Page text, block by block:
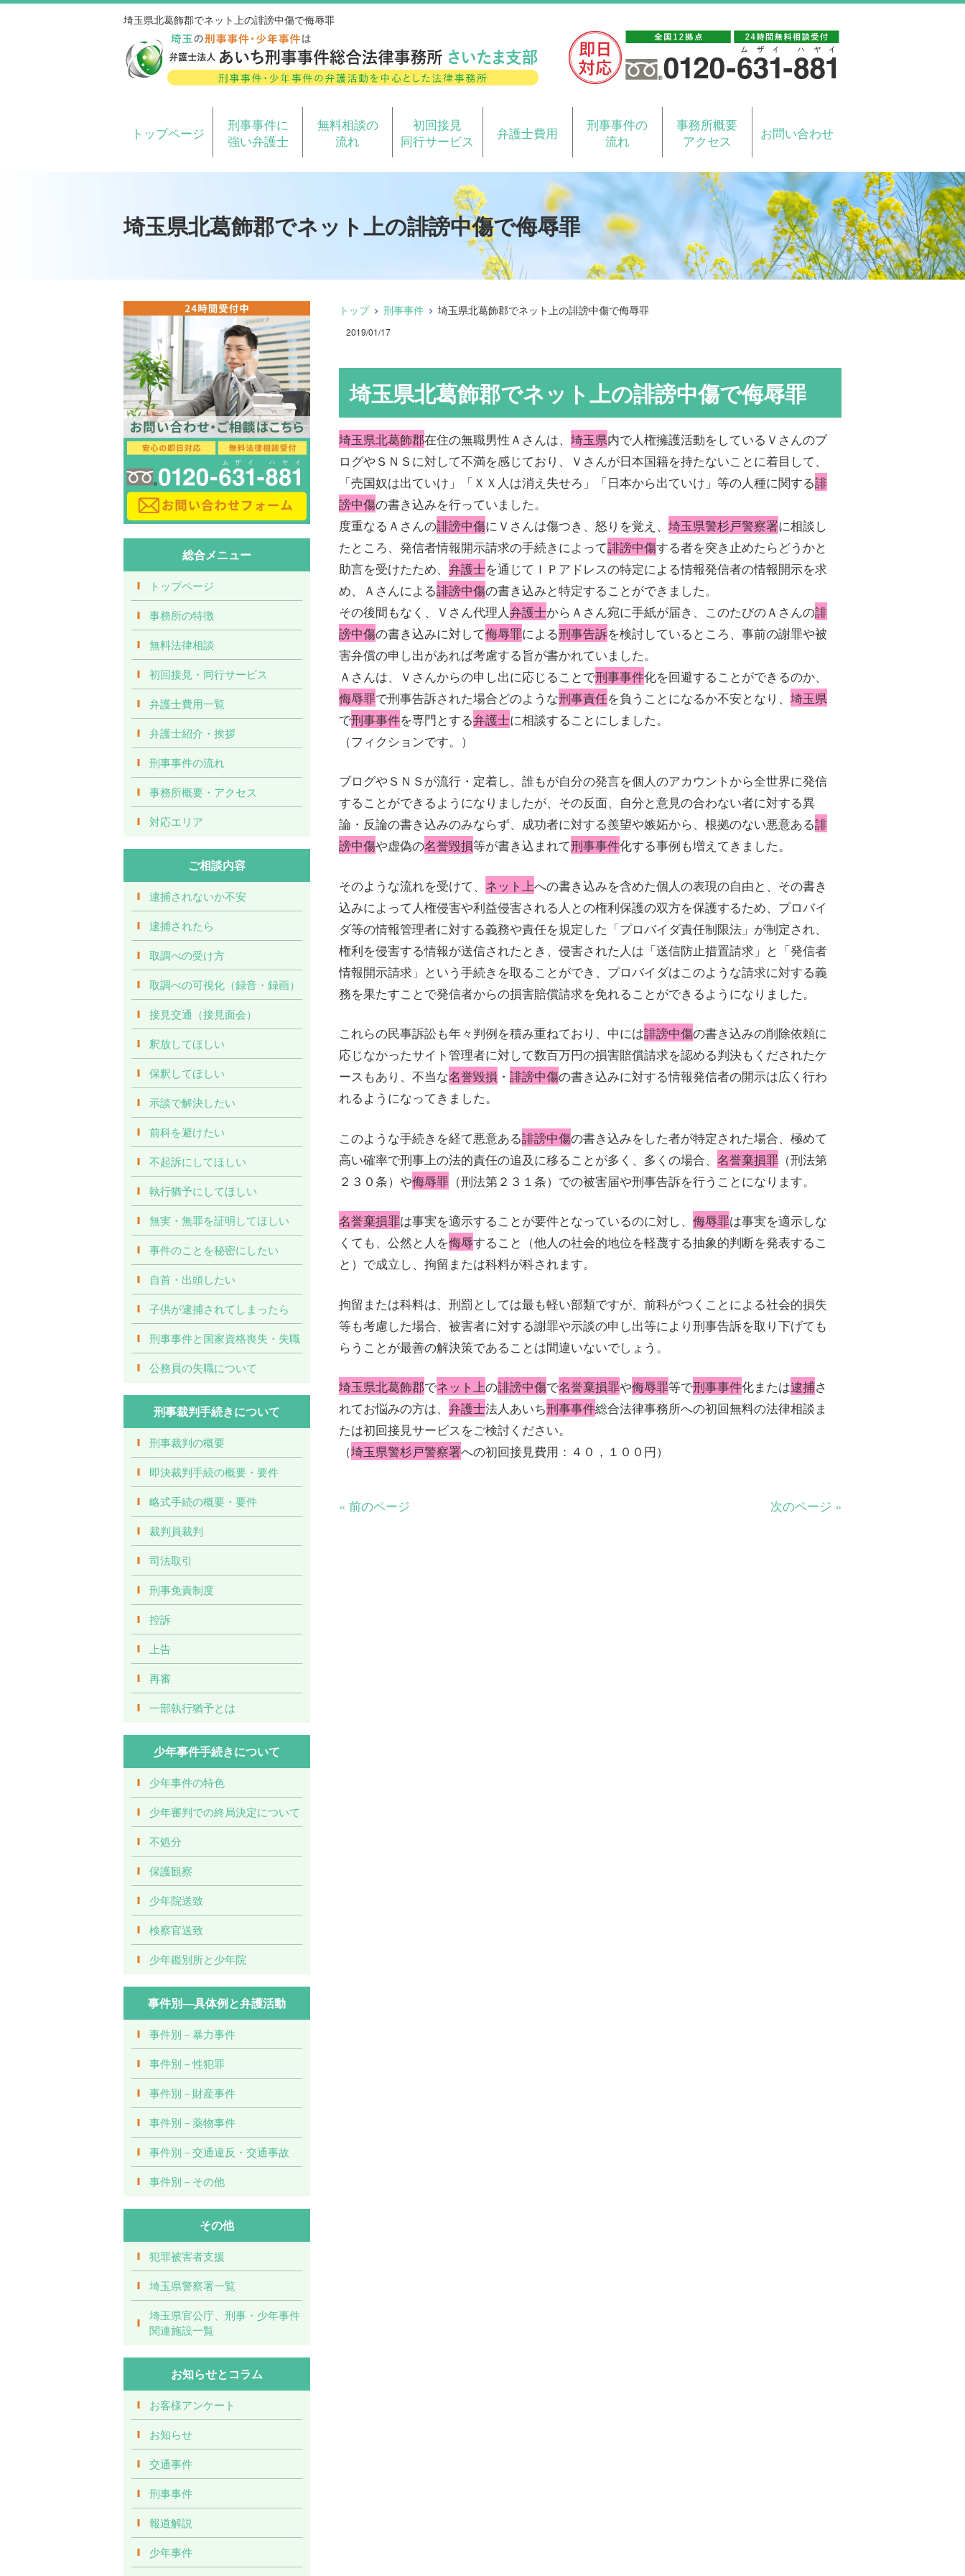
埼玉県北葛飾郡でネット上の誹謗中傷で侮辱罪
トップページ
刑事事件に
強い弁護士
無料相談の
流れ
初回接見
同行サービス
弁護士費用
刑事事件の
流れ
事務所概要
アクセス
お問い合わせ
埼玉県北葛飾郡でネット上の誹謗中傷で侮辱罪
トップ 刑事事件 埼玉県北葛飾郡でネット上の誹謗中傷で侮辱罪
2019/01/17
埼玉県北葛飾郡でネット上の誹謗中傷で侮辱罪
埼玉県北葛飾郡在住の無職男性Ａさんは、 埼玉県内で人権擁護活動をしているＶさんのブ
ログやＳＮＳに対して不満を感じており、Ｖさんが日本国籍を持たないことに着目して、
「売国奴は出ていけ」「ＸＸ人は消え失せろ」「日本から出ていけ」等の人種に関する誹
謗中傷の書き込みを行っていました。
度重なるＡさんの誹謗中傷にＶさんは傷つき、怒りを覚え、 埼玉県警杉戸警察署に相談し
たところ、発信者情報開示請求の手続きによって誹謗中傷する者を突き止めたらどうかと
助言を受けたため、 弁護士を通じてＩＰアドレスの特定による情報発信者の情報開示を求
め、Ａさんによる誹謗中傷の書き込みと特定することができました。
その後間もなく、Ｖさん代理人弁護士からＡさん宛に手紙が届き、このたびのＡさんの誹
謗中傷の書き込みに対して侮辱罪による刑事告訴を検討しているところ、事前の謝罪や被
害弁償の申し出があれば考慮する旨が書かれていました。
Ａさんは、Ｖさんからの申し出に応じることで刑事事件化を回避することができるのか、
侮辱罪で刑事告訴された場合どのような刑事責任を負うことになるか不安となり、 埼玉県
で刑事事件を専門とする弁護士に相談することにしました。
（フィクションです。）
ブログやＳＮＳが流行・定着し、誰もが自分の発言を個人のアカウントから全世界に発信
することができるようになりましたが、その反面、自分と意見の合わない者に対する異
論・反論の書き込みのみならず、成功者に対する羨望や嫉妬から、根拠のない悪意ある誹
謗中傷や虚偽の名誉毀損等が書き込まれて刑事事件化する事例も増えてきました。
そのような流れを受けて、 ネット上への書き込みを含めた個人の表現の自由と、その書き
込みによって人権侵害や利益侵害される人との権利保護の双方を保護するため、プロバイ
ダ等の情報管理者に対する義務や責任を規定した「プロバイダ責任制限法」が制定され、
権利を侵害する情報が送信されたとき、侵害された人は「送信防止措置請求」と「発信者
情報開示請求」という手続きを取ることができ、プロバイダはこのような請求に対する義
務を果たすことで発信者からの損害賠償請求を免れることができるようになりました。
これらの民事訴訟も年々判例を積み重ねており、中には誹謗中傷の書き込みの削除依頼に
応じなかったサイト管理者に対して数百万円の損害賠償請求を認める判決もくだされたケ
ースもあり、不当な名誉毀損 ・ 誹謗中傷の書き込みに対する情報発信者の開示は広く行わ
れるようになってきました。
このような手続きを経て悪意ある誹謗中傷の書き込みをした者が特定された場合、極めて
高い確率で刑事上の法的責任の追及に移ることが多く、多くの場合、 名誉棄損罪 （刑法第
２３０条）や侮辱罪 （刑法第２３１条）での被害届や刑事告訴を行うことになります。
名誉棄損罪は事実を適示することが要件となっているのに対し、 侮辱罪は事実を適示しな
くても、公然と人を侮辱すること（他人の社会的地位を軽蔑する抽象的判断を発表するこ
と）で成立し、拘留または科料が科されます。
拘留または科料は、刑罰としては最も軽い部類ですが、前科がつくことによる社会的損失
等も考慮した場合、被害者に対する謝罪や示談の申し出等により刑事告訴を取り下げても
らうことが最善の解決策であることは間違いないでしょう。
埼玉県北葛飾郡でネット上の誹謗中傷で名誉棄損罪や侮辱罪等で刑事事件化または逮捕さ
れてお悩みの方は、 弁護士法人あいち刑事事件総合法律事務所への初回無料の法律相談ま
たは初回接見サービスをご検討ください。
（埼玉県警杉戸警察署への初回接見費用：４０，１００円）
« 前のページ 次のページ »
総合メニュー
トップページ
事務所の特徴
無料法律相談
初回接見・同行サービス
弁護士費用一覧
弁護士紹介・挨拶
刑事事件の流れ
事務所概要・アクセス
対応エリア
ご相談内容
逮捕されないか不安
逮捕されたら
取調べの受け方
取調べの可視化（録音・録画）
接見交通（接見面会）
釈放してほしい
保釈してほしい
示談で解決したい
前科を避けたい
不起訴にしてほしい
執行猶予にしてほしい
無実・無罪を証明してほしい
事件のことを秘密にしたい
自首・出頭したい
子供が逮捕されてしまったら
刑事事件と国家資格喪失・失職
公務員の失職について
刑事裁判手続きについて
刑事裁判の概要
即決裁判手続の概要・要件
略式手続の概要・要件
裁判員裁判
司法取引
刑事免責制度
控訴
上告
再審
一部執行猶予とは
少年事件手続きについて
少年事件の特色
少年審判での終局決定について
不処分
保護観察
少年院送致
検察官送致
少年鑑別所と少年院
事件別―具体例と弁護活動
事件別－暴力事件
事件別－性犯罪
事件別－財産事件
事件別－薬物事件
事件別－交通違反・交通事故
事件別－その他
その他
犯罪被害者支援
埼玉県警察署一覧
埼玉県官公庁、刑事・少年事件
関連施設一覧
お知らせとコラム
お客様アンケート
お知らせ
交通事件
刑事事件
報道解説
少年事件